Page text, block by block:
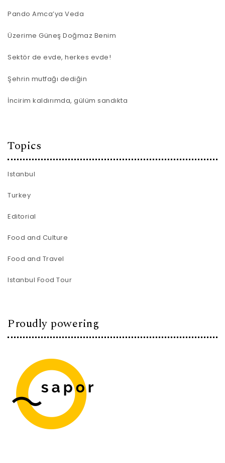
Pando Amca’ya Veda
Üzerime Güneş Doğmaz Benim
Sektör de evde, herkes evde!
Şehrin mutfağı dediğin
İncirim kaldırımda, gülüm sandıkta
Topics
Istanbul
Turkey
Editorial
Food and Culture
Food and Travel
Istanbul Food Tour
Proudly powering